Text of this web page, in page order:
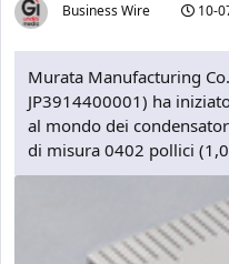
Business Wire 10-
Murata Manufacturing
JP3914400001) ha
al mondo dei
di misura 0402 pollici